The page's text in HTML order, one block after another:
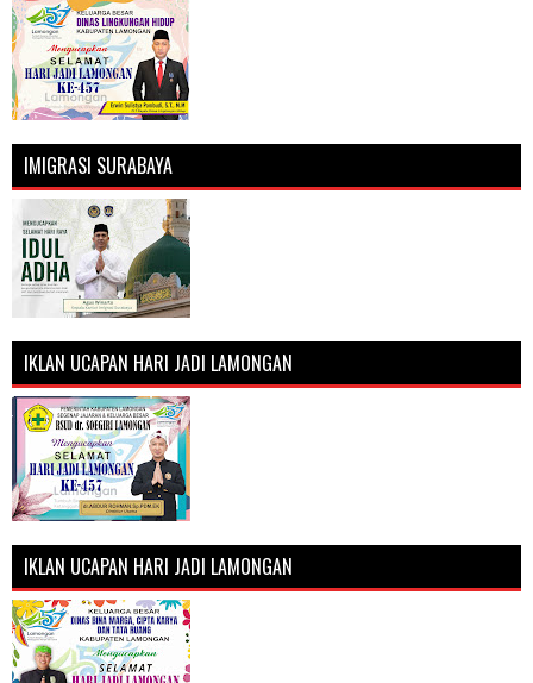
IMIGRASI SURABAYA
IKLAN UCAPAN HARI JADI LAMONGAN
IKLAN UCAPAN HARI JADI LAMONGAN